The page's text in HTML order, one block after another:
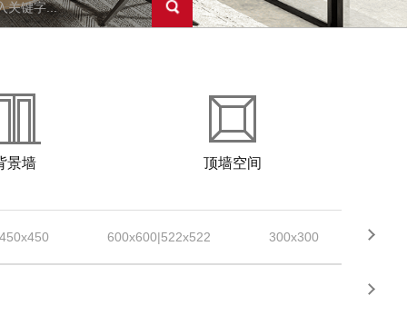
景墙 顶墙空间
450x450 600x600|522x522 300x300